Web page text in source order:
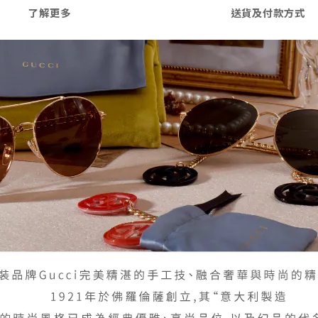
了解更多 送貨及付款方式